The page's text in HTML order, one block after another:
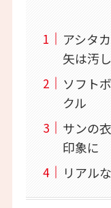
アシタ
矢は汚
ソフト
クル
サンの
印象に
リアル